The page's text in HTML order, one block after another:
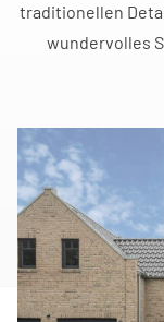
traditionellen
wundervolles